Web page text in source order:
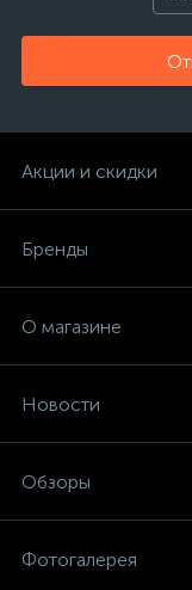
Акции и скидки
Бренды
О магазине
Новости
Обзоры
Фотогалерея